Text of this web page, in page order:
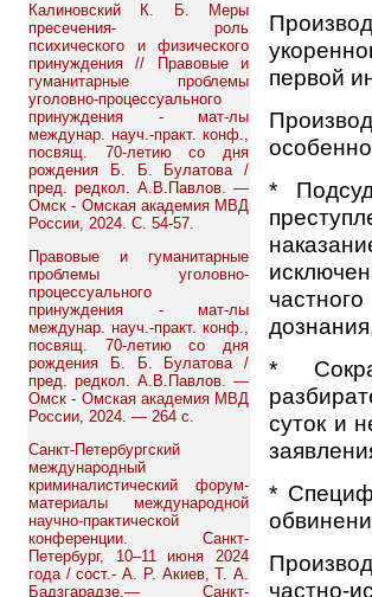
Калиновский К. Б. Меры
пресечения- роль
психического и физического
принуждения // Правовые и
гуманитарные проблемы
уголовно-процессуального
принуждения - мат-лы
междунар. науч.-практ. конф.,
посвящ. 70-летию со дня
рождения Б. Б. Булатова /
пред. редкол. А.В.Павлов. —
Омск - Омская академия МВД
России, 2024. С. 54-57.
Правовые и гуманитарные
проблемы уголовно-
процессуального
принуждения - мат-лы
междунар. науч.-практ. конф.,
посвящ. 70-летию со дня
рождения Б. Б. Булатова /
пред. редкол. А.В.Павлов. —
Омск - Омская академия МВД
России, 2024. — 264 с.
Санкт-Петербургский
международный
криминалистический форум-
материалы международной
научно-практической
конференции. Санкт-
Петербург, 10–11 июня 2024
года / сост.- А. Р. Акиев, Т. А.
Бадзгарадзе.— Санкт-
первой
*
*
суток и
*
частно-